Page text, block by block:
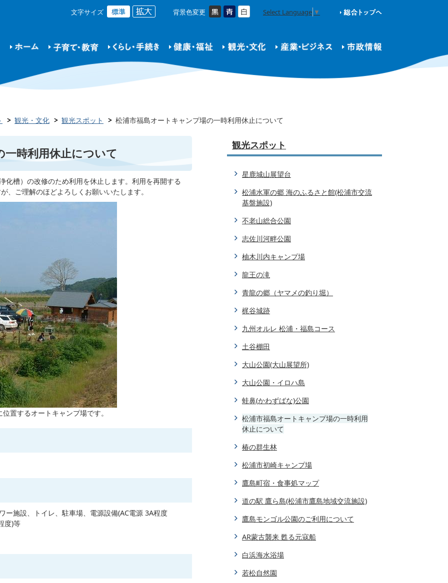
文字サイズ 背景色変更 Select Language ▼
観光・文化 観光スポット 松浦市福島オートキャンプ場の一時利用休止について
時利用休止について
槽）の改修のため利用を休止します。利用を再開する
、ご理解のほどよろしくお願いいたします。
置するオートキャンプ場です。
ー施設、トイレ、駐車場、電源設備(AC電源 3A程度
度)等
観光スポット
星鹿城山展望台
松浦水軍の郷 海のふるさと館(松浦市交流
基盤施設)
不老山総合公園
志佐川河畔公園
柚木川内キャンプ場
龍王の滝
青龍の郷（ヤマメの釣り堀）
梶谷城跡
九州オルレ 松浦・福島コース
土谷棚田
大山公園(大山展望所)
大山公園・イロハ島
蛙鼻(かわずばな)公園
松浦市福島オートキャンプ場の一時利用
休止について
椿の群生林
松浦市初崎キャンプ場
鷹島町宿・食事処マップ
道の駅 鷹ら島(松浦市鷹島地域交流施設)
鷹島モンゴル公園のご利用について
AR蒙古襲来 甦る元寇船
白浜海水浴場
若松自然園